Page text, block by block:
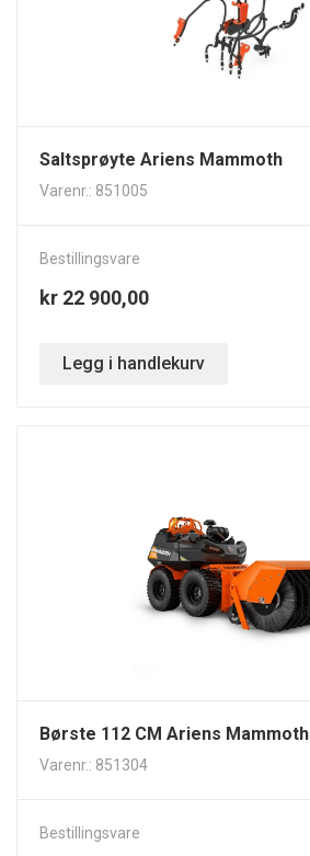
Saltsprøyte Ariens Mammoth
Varenr.: 851005
Bestillingsvare
kr 22 900,00
Legg i handlekurv
Børste 112 CM Ariens Mammoth
Varenr.: 851304
Bestillingsvare